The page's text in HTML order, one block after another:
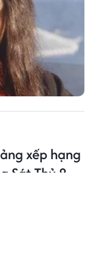
xếp hạng
Sát Thủ 2